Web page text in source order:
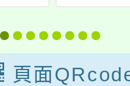
函
所
業
以下
績考
1條、
頁面